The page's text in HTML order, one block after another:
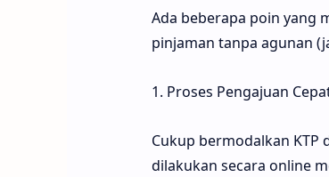
Ada beberapa poin yang
pinjaman tanpa agunan
1. Proses Pengajuan
Cukup bermodalkan
dilakukan secara online